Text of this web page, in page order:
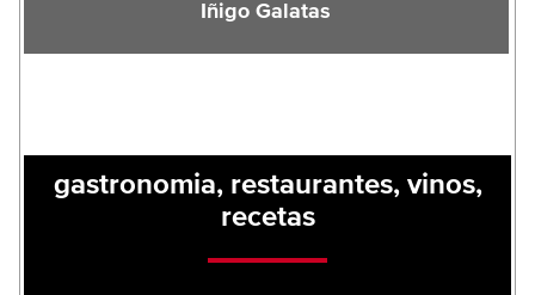
Iñigo Galatas
gastronomia, restaurantes, vinos,
recetas